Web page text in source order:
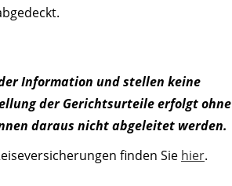
Information und stellen keine
der Gerichtsurteile erfolgt ohne
daraus nicht abgeleitet werden.
finden Sie hier.